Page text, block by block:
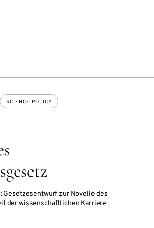
Gesetzesentwurf zur Novelle des
der wissenschaftlichen Karriere
SCIENCE POLICY